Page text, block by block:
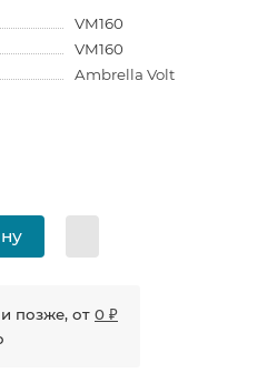
VM160
VM160
Ambrella Volt
позже, от 0 ₽